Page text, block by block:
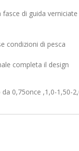
di guida verniciate
condizioni di pesca
completa il design
0,75once ,1,0-1,50-